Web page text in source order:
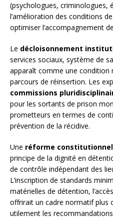
(psychologues, criminologues,
l’amélioration des conditions
optimiser l’accompagnement
Le décloisonnement
services sociaux, système de
apparaît comme une condition
parcours de réinsertion. Les
commissions
pour les sortants de prison
prometteurs en termes de
prévention de la récidive.
Une réforme
principe de la dignité en
de contrôle indépendant des
L’inscription de standards
matérielles de détention,
offrirait un cadre normatif plus
utilement les